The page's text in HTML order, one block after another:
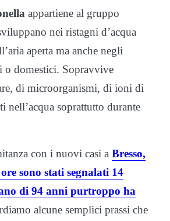
appartiene al gruppo
nei ristagni d’acqua
aperta ma anche negli
domestici. Sopravvive
di microorganismi, di ioni di
nell’acqua soprattutto durante
con i nuovi casi a Bresso,
sono stati segnalati 14
di 94 anni purtroppo ha
alcune semplici prassi che